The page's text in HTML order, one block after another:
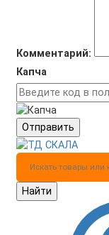
Комментарий:
Капча
Отправить
Найти